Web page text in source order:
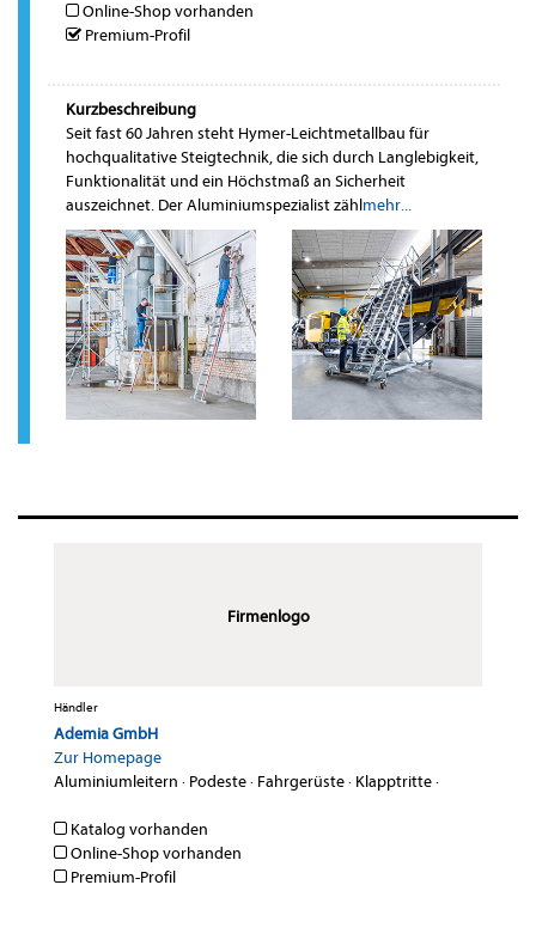
Online-Shop vorhanden
Premium-Profil
Kurzbeschreibung
Seit fast 60 Jahren steht Hymer-Leichtmetallbau für
hochqualitative Steigtechnik, die sich durch Langlebigkeit,
Funktionalität und ein Höchstmaß an Sicherheit
auszeichnet. Der Aluminiumspezialist zählmehr...
Firmenlogo
Händler
Ademia GmbH
Zur Homepage
Aluminiumleitern · Podeste· Fahrgerüste· Klapptritte·
Katalog vorhanden
Online-Shop vorhanden
Premium-Profil